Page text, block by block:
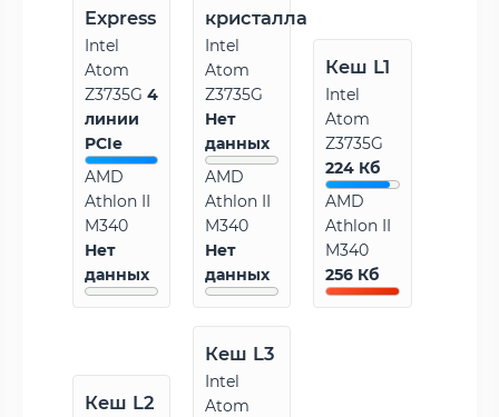
Express
Intel
Atom
Z3735G 4
линии
PCIe
AMD
Athlon II
M340
Нет
данных
кристалла
Intel
Atom
Z3735G
Нет
данных
AMD
Athlon II
M340
Нет
данных
Кеш L1
Intel
Atom
Z3735G
224 Кб
AMD
Athlon II
M340
256 Кб
Кеш L2
Кеш L3
Intel
Atom